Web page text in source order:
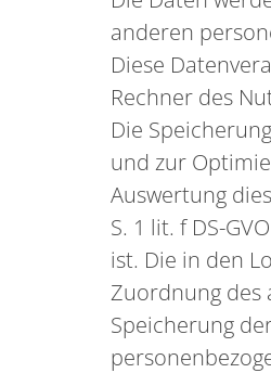
anderen
Diese
Rechner des
Die
und zur
Auswertung
S. 1 lit. f DS-
ist. Die in den
Zuordnung des
Speicherung